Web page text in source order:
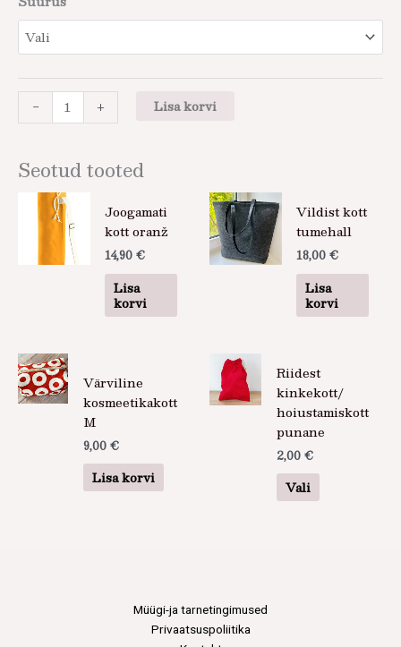
- + Lisa korvi
Seotud tooted
Joogamati
kott oranž
14,90 €
Lisa
korvi
Vildist kott
tumehall
18,00 €
Lisa
korvi
Värviline
kosmeetikakott
M
9,00 €
Lisa korvi
Riidest
kinkekott/
hoiustamiskott
punane
2,00 €
Vali
tootel
on
mitu
varianti.
saab
teha
Müügi-ja tarnetingimused
Privaatsuspoliitika